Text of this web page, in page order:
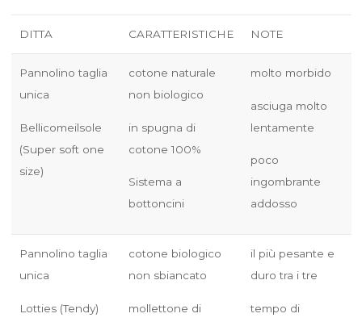
DITTA CARATTERISTICHE NOTE
Pannolino taglia
unica
Bellicomeilsole
(Super soft one
size)
cotone naturale
non biologico
in spugna di
cotone 100%
Sistema a
bottoncini
molto morbido
asciuga molto
lentamente
poco
ingombrante
addosso
Pannolino taglia
unica
Lotties (Tendy)
cotone biologico
non sbiancato
mollettone di
il più pesante e
duro tra i tre
tempo di